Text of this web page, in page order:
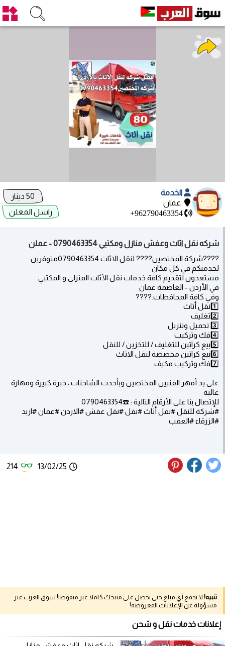
الخدمة
عمان
+962790463354
راسل المعلن
شركه نقل اثاث وعفش منازل ومكتبي 0790463354 - عملن
????شركة المختصين???? لنقل الاثاث 0790463354متوفرين
لخدمتكم في كل مكان
مستعدون لتقديم كافة خدمات نقل الأثاث المنزلي و المكتبي
في الأردن - العاصمة عمان
وفي كافة المحافظات.????
1️⃣نقل أثاث
2️⃣تغليف
3️⃣ تحميل وتنزيل
4️⃣فك وتركيب
5️⃣بيع كراتين للتغليف / للتخزين / للنقل
6️⃣بيع كراتين مخصصة لنقل الاثاث
7️⃣فك وتركيب مكيف
على يد أمهر الفنيين المختصين وبأحدث الشاحنات ، خبرة كبيرة ومهارة
عالية
للإتصال بنا على الأرقام التالية : ☎️0790463354
#شركة للنقل #نقل أثاث #نقل #نقل عفش #الاردن #عمان #اربد
#الزرقاء #العقب
13/02/25
214
تنبيه! لا تدفع أي مبلغ حتى تحصل على منتجك كاملا غير منقوصا! سوق العرب غير
مسؤولة عن الإعلانات المعروضة!
إعلانات خدمات نقل و شحن